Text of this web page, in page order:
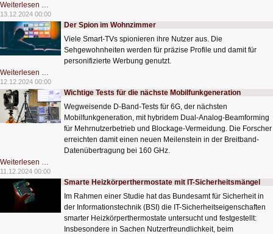
Weiterlesen …
Schadsoftware
auf
IoT-
Geräten
hin
13.12.2024 00:00
Der Spion im Wohnzimmer
Viele Smart-TVs spionieren ihre Nutzer aus. Die
Sehgewohnheiten werden für präzise Profile und damit für
personifizierte Werbung genutzt.
Weiterlesen …
Spion
im
Wohnzimmer
12.12.2024 00:00
Wichtige Tests für die nächste Mobilfunkgeneration
Wegweisende D-Band-Tests für 6G, der nächsten
Mobilfunkgeneration, mit hybridem Dual-Analog-Beamforming
für Mehrnutzerbetrieb und Blockage-Vermeidung. Die Forscher
erreichten damit einen neuen Meilenstein in der Breitband-
Datenübertragung bei 160 GHz.
Weiterlesen …
Tests
für
Mobilfunkgeneration
11.12.2024 00:00
Smarte Heizkörperthermostate mit IT-Sicherheitsmängel
Im Rahmen einer Studie hat das Bundesamt für Sicherheit in
der Informationstechnik (BSI) die IT-Sicherheitseigenschaften
smarter Heizkörperthermostate untersucht und festgestellt:
Insbesondere in Sachen Nutzerfreundlichkeit, beim